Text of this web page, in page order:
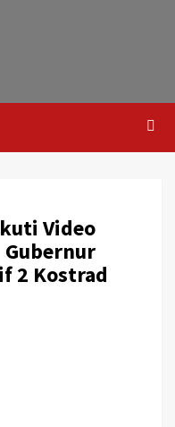
Video
Gubernur
2 Kostrad